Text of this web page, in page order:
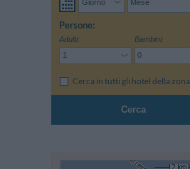
Persone:
Adulti: Bambini:
Cerca in tutti gli hotel della zona
Cerca